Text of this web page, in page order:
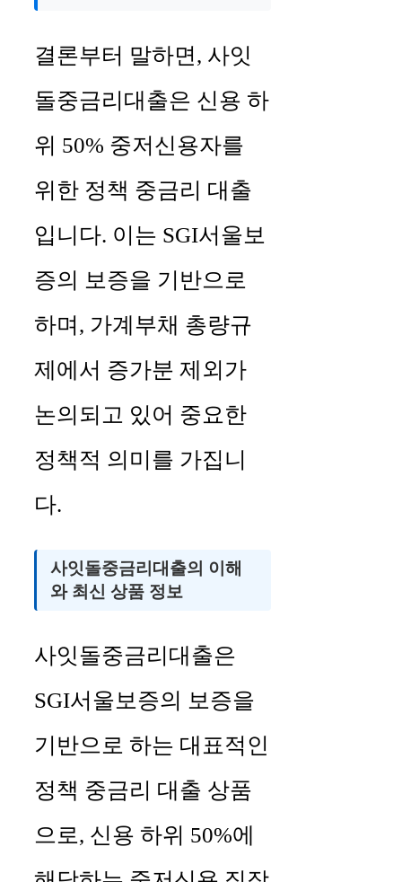
결론부터 말하면, 사잇
돌중금리대출은 신용 하
위 50% 중저신용자를
위한 정책 중금리 대출
입니다. 이는 SGI서울보
증의 보증을 기반으로
하며, 가계부채 총량규
제에서 증가분 제외가
논의되고 있어 중요한
정책적 의미를 가집니
다.
사잇돌중금리대출의 이해
와 최신 상품 정보
사잇돌중금리대출은
SGI서울보증의 보증을
기반으로 하는 대표적인
정책 중금리 대출 상품
으로, 신용 하위 50%에